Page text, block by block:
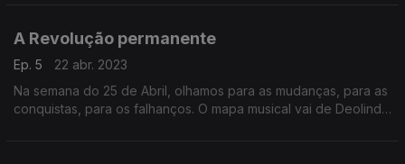
A Revolução permanente
Ep. 5
22 abr. 2023
Na semana do 25 de Abril, olhamos para as mudanças, para as
conquistas, para os falhanços. O mapa musical vai de Deolinda